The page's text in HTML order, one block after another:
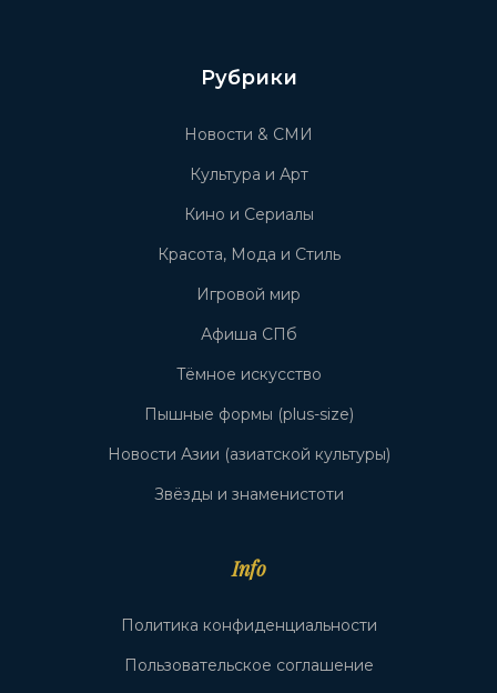
Рубрики
Новости & СМИ
Культура и Арт
Кино и Сериалы
Красота, Мода и Стиль
Игровой мир
Афиша СПб
Тёмное искусство
Пышные формы (plus-size)
Новости Азии (азиатской культуры)
Звёзды и знаменистоти
Info
Политика конфиденциальности
Пользовательское соглашение